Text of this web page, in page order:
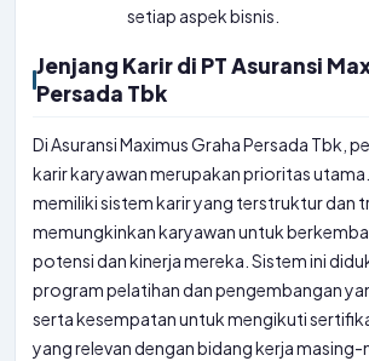
setiap aspek bisnis.
Jenjang Karir di PT Asuransi
Persada Tbk
Di Asuransi Maximus Graha Persada Tbk,
karir karyawan merupakan prioritas
memiliki sistem karir yang terstruktur dan
memungkinkan karyawan untuk
potensi dan kinerja mereka. Sistem ini
program pelatihan dan pengembangan
serta kesempatan untuk mengikuti
yang relevan dengan bidang kerja masing-